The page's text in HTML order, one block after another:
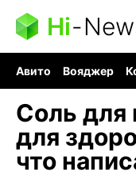
Hi-
Авито Вояджер
Соль для
для
что